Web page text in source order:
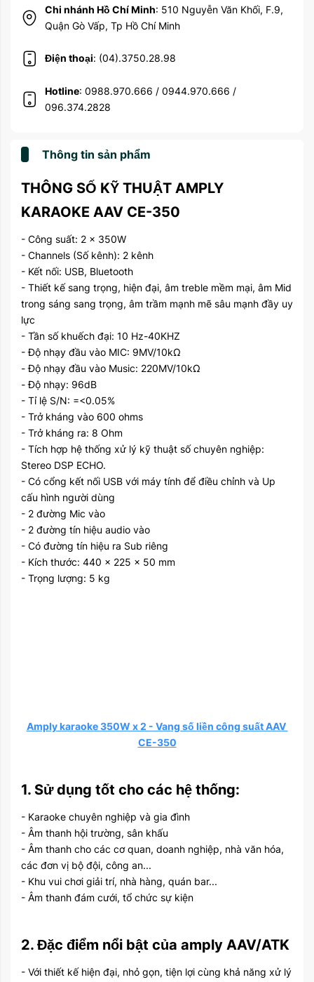
Chi nhánh Hồ Chí Minh: 510 Nguyễn Văn Khối, F.9,
Quận Gò Vấp, Tp Hồ Chí Minh
Điện thoại: (04).3750.28.98
Hotline: 0988.970.666 / 0944.970.666 /
096.374.2828
Thông tin sản phẩm
THÔNG SỐ KỸ THUẬT AMPLY
KARAOKE AAV CE-350
- Công suất: 2 x 350W
- Channels (Số kênh): 2 kênh
- Kết nối: USB, Bluetooth
- Thiết kế sang trọng, hiện đại, âm treble mềm mại, âm Mid
trong sáng sang trọng, âm trầm mạnh mẽ sâu mạnh đầy uy
lực
- Tần số khuếch đại: 10 Hz-40KHZ
- Độ nhạy đầu vào MIC: 9MV/10kΩ
- Độ nhạy đầu vào Music: 220MV/10kΩ
- Độ nhạy: 96dB
- Tỉ lệ S/N: =<0.05%
- Trở kháng vào 600 ohms
- Trở kháng ra: 8 Ohm
- Tích hợp hệ thống xử lý kỹ thuật số chuyên nghiệp:
Stereo DSP ECHO.
- Có cổng kết nối USB với máy tính để điều chỉnh và Up
cấu hình người dùng
- 2 đường Mic vào
- 2 đường tín hiệu audio vào
- Có đường tín hiệu ra Sub riêng
- Kích thước: 440 x 225 x 50 mm
- Trọng lượng: 5 kg
Amply karaoke 350W x 2 - Vang số liền công suất AAV
CE-350
1. Sử dụng tốt cho các hệ thống:
- Karaoke chuyên nghiệp và gia đình
- Âm thanh hội trường, sân khấu
- Âm thanh cho các cơ quan, doanh nghiệp, nhà văn hóa,
các đơn vị bộ đội, công an...
- Khu vui chơi giải trí, nhà hàng, quán bar...
- Âm thanh đám cưới, tổ chức sự kiện
2. Đặc điểm nổi bật của amply AAV/ATK
- Với thiết kế hiện đại, nhỏ gọn, tiện lợi cùng khả năng xử lý